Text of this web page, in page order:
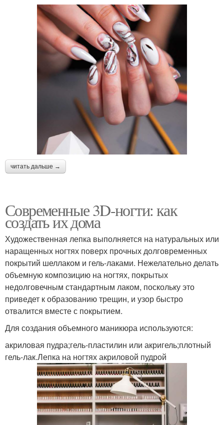
читать дальше →
Современные 3D-ногти: как
создать их дома
Художественная лепка выполняется на натуральных или
наращенных ногтях поверх прочных долговременных
покрытий шеллаком и гель-лаками. Нежелательно делать
объемную композицию на ногтях, покрытых
недолговечным стандартным лаком, поскольку это
приведет к образованию трещин, и узор быстро
отвалится вместе с покрытием.
Для создания объемного маникюра используются:
акриловая пудра;гель-пластилин или акригель;плотный
гель-лак.Лепка на ногтях акриловой пудрой